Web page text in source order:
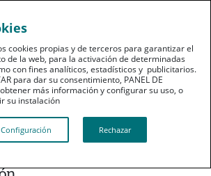
Farmacéuticos de Málaga
cookies propias y de terceros para garantizar el
de la web, para la activación de determinadas
con fines analíticos, estadísticos y publicitarios.
para dar su consentimiento, PANEL DE
obtener más información y configurar su uso, o
su instalación​​​​​​​
Configuración Rechazar